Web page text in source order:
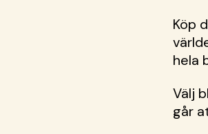
Köp
hela
Välj
går